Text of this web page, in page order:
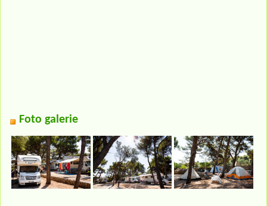
Foto galerie